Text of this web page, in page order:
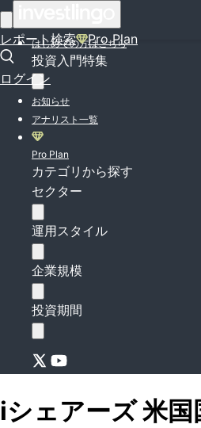
レポート検索 Pro Plan
ログイン
はじめての方はこちら
投資入門特集
お知らせ
アナリスト一覧
Pro Plan
カテゴリから探す
セクター
運用スタイル
企業規模
投資期間
iシェアーズ 米